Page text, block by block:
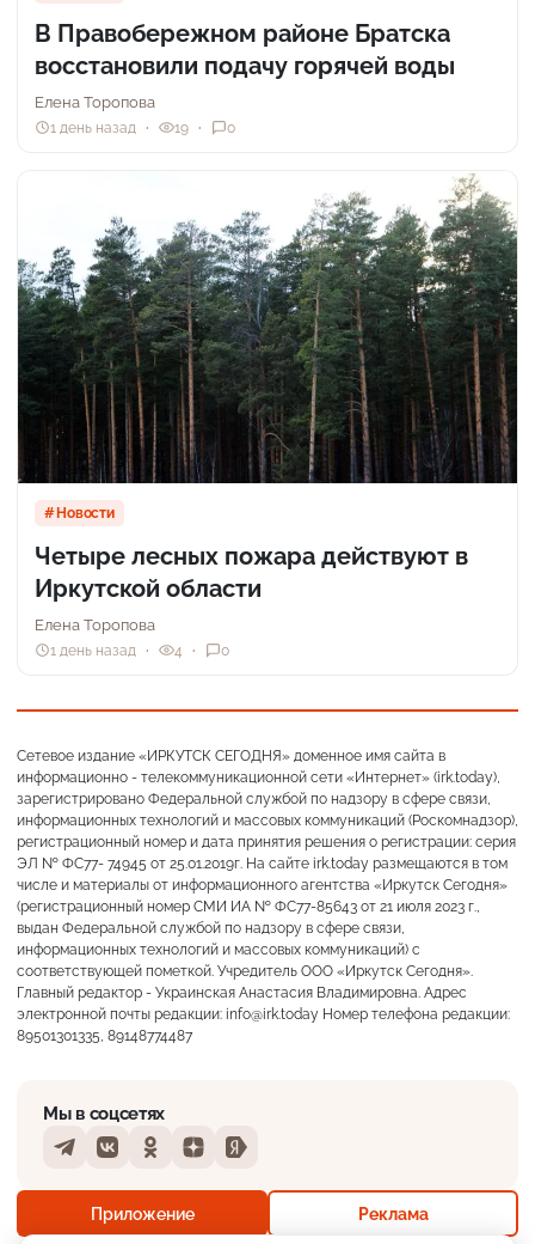
+19° Преимущественно ясно
Ощущается как +19
В Правобережном районе Братска
восстановили подачу горячей воды
Елена Торопова
1 день назад 19 0
Новости
Четыре лесных пожара действуют в
Иркутской области
Елена Торопова
1 день назад 4 0
Сетевое издание «ИРКУТСК СЕГОДНЯ» доменное имя сайта в
информационно - телекоммуникационной сети «Интернет» (irk.today),
зарегистрировано Федеральной службой по надзору в сфере связи,
информационных технологий и массовых коммуникаций (Роскомнадзор),
регистрационный номер и дата принятия решения о регистрации: серия
ЭЛ № ФС77- 74945 от 25.01.2019г. На сайте irk.today размещаются в том
числе и материалы от информационного агентства «Иркутск Сегодня»
(регистрационный номер СМИ ИА № ФС77-85643 от 21 июля 2023 г.,
выдан Федеральной службой по надзору в сфере связи,
информационных технологий и массовых коммуникаций) с
соответствующей пометкой. Учредитель ООО «Иркутск Сегодня».
Главный редактор - Украинская Анастасия Владимировна. Адрес
электронной почты редакции: info@irk.today Номер телефона редакции:
89501301335, 89148774487
Мы в соцсетях
TelegramVKontakteOdnoklassniki
DzenYandex
Приложение Реклама